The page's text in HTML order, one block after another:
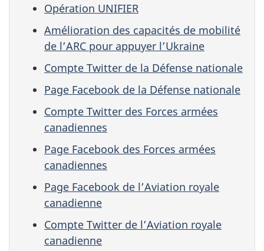
Opération UNIFIER
Amélioration des capacités de mobilité
de l’ARC pour appuyer l’Ukraine
Compte Twitter de la Défense nationale
Page Facebook de la Défense nationale
Compte Twitter des Forces armées
canadiennes
Page Facebook des Forces armées
canadiennes
Page Facebook de l’Aviation royale
canadienne
Compte Twitter de l’Aviation royale
canadienne